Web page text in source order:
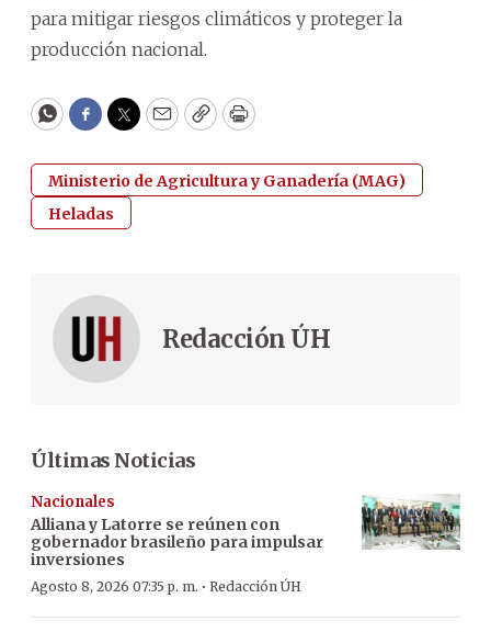
para mitigar riesgos climáticos y proteger la
producción nacional.
WhatsApp
Facebook
Twitter
EmailCopyPrint
Ministerio de Agricultura y Ganadería (MAG)
Heladas
Redacción ÚH
Últimas Noticias
Nacionales
Alliana y Latorre se reúnen con
gobernador brasileño para impulsar
inversiones
Agosto 8, 2026 07:35 p. m. · Redacción ÚH